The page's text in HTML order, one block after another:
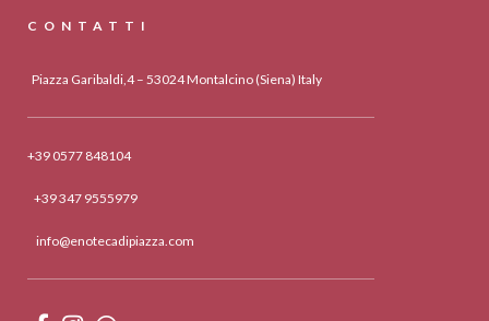
CONTATTI
Piazza Garibaldi,4 – 53024 Montalcino (Siena) Italy
+39 0577 848104
+39 347 9555979
info@enotecadipiazza.com